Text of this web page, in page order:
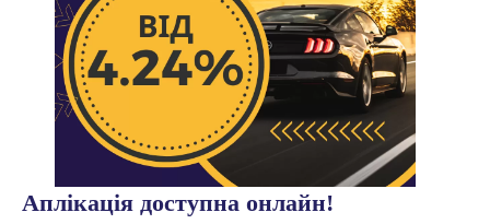
Аплікація доступна онлайн!